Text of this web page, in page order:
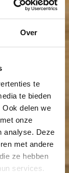
Over
te
te bieden
delen we
onze
analyse. Deze
met andere
ze hebben
services.